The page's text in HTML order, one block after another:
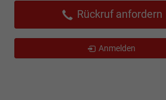
Rückruf anfordern
Anmelden